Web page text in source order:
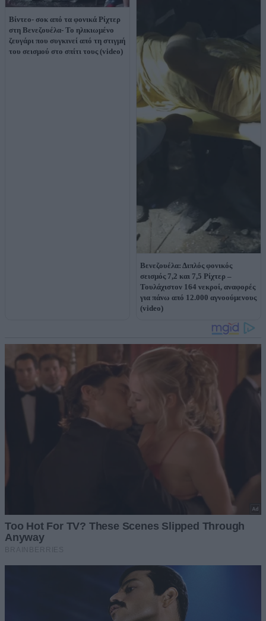
Βίντεο- σοκ από τα φονικά Ρίχτερ
στη Βενεζουέλα- Το ηλικιωμένο
ζευγάρι που συγκινεί από τη στιγμή
του σεισμού στο σπίτι τους (video)
Βενεζουέλα: Διπλός φονικός
σεισμός 7,2 και 7,5 Ρίχτερ –
Τουλάχιστον 164 νεκροί, αναφορές
για πάνω από 12.000 αγνοούμενους
(video)